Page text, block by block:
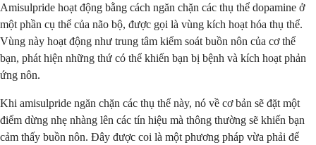
Amisulpride hoạt động bằng cách ngăn chặn các thụ thể dopamine ở
một phần cụ thể của não bộ, được gọi là vùng kích hoạt hóa thụ thể.
Vùng này hoạt động như trung tâm kiểm soát buồn nôn của cơ thể
bạn, phát hiện những thứ có thể khiến bạn bị bệnh và kích hoạt phản
ứng nôn.
Khi amisulpride ngăn chặn các thụ thể này, nó về cơ bản sẽ đặt một
điểm dừng nhẹ nhàng lên các tín hiệu mà thông thường sẽ khiến bạn
cảm thấy buồn nôn. Đây được coi là một phương pháp vừa phải để